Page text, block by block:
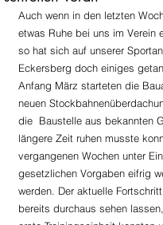
Auch wenn in den letzten
etwas Ruhe bei uns im Verein
so hat sich auf unserer
Eckersberg doch einiges
Anfang März starteten die
neuen
die  Baustelle aus bekannten
längere Zeit ruhen musste
vergangenen Wochen unter
gesetzlichen Vorgaben eifrig
werden. Der aktuelle
bereits durchaus sehen